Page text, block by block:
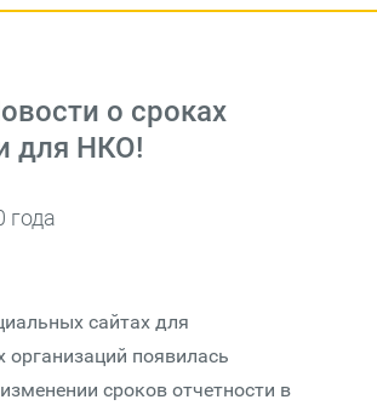
о сроках
для НКО!
года
сайтах для
организаций появилась
сроков отчетности в